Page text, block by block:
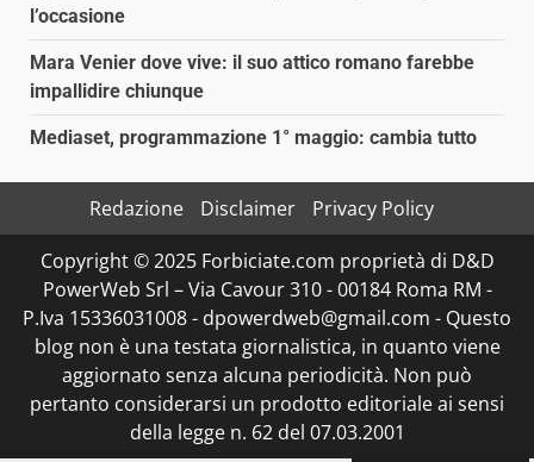
l’occasione
Mara Venier dove vive: il suo attico romano farebbe
impallidire chiunque
Mediaset, programmazione 1° maggio: cambia tutto
Redazione Disclaimer
Privacy Policy
Copyright © 2025 Forbiciate.com proprietà di D&D
PowerWeb Srl – Via Cavour 310 - 00184 Roma RM -
P.Iva 15336031008 - dpowerdweb@gmail.com - Questo
blog non è una testata giornalistica, in quanto viene
aggiornato senza alcuna periodicità. Non può
pertanto considerarsi un prodotto editoriale ai sensi
della legge n. 62 del 07.03.2001